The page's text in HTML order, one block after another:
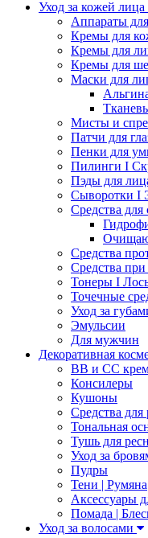
Уход за кожей лица
Аппараты
Кремы для
Кремы для
Кремы для
Маски для
Мисты и
Патчи для
Пенки для
Пилинги I
Пэды для
Сыворотки I
Средства для
Средства
Средства при
Тонеры I
Точечные
Уход за
Эмульсии
Для мужчин
Декоративная
ВВ и СС
Консилеры
Кушоны
Средства для
Тональная
Тушь для
Уход за
Пудры
Тени | Румяна
Аксессуары
Помада |
Уход за волосами